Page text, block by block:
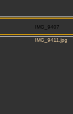
IMG_9407